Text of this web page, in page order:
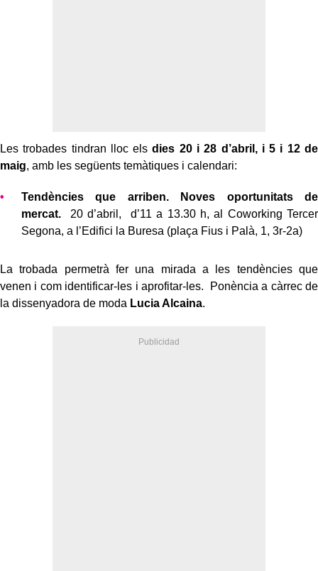
Les trobades tindran lloc els dies 20 i 28 d’abril, i 5 i 12 de
maig, amb les següents temàtiques i calendari:
Tendències que arriben. Noves oportunitats de
mercat. 20 d’abril, d’11 a 13.30 h, al Coworking Tercer
Segona, a l’Edifici la Buresa (plaça Fius i Palà, 1, 3r-2a)
La trobada permetrà fer una mirada a les tendències que
venen i com identificar-les i aprofitar-les. Ponència a càrrec de
la dissenyadora de moda Lucia Alcaina.